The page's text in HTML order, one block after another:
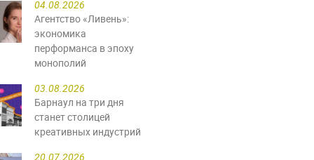
04.08.2026
Агентство «Ливень»:
экономика
перформанса в эпоху
монополий
03.08.2026
Барнаул на три дня
станет столицей
креативных индустрий
20.07.2026